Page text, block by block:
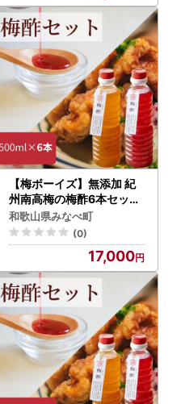
【梅ボーイズ】無添加 紀
州南高梅の梅酢6本セット
（白・紫蘇）天日塩使用【
umehkr024】
和歌山県みなべ町
(0)
17,000